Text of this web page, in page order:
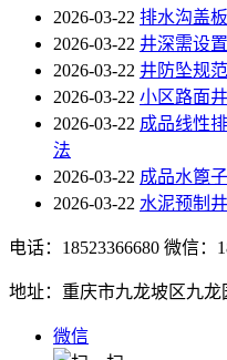
2026-03-22 排水沟盖
2026-03-22 井深需设
2026-03-22 井防坠规
2026-03-22 小区路面
2026-03-22 成品线性
法
2026-03-22 成品水篦
2026-03-22 水泥预制
电话：18523366680 微信：
地址：重庆市九龙坡区九龙
微信